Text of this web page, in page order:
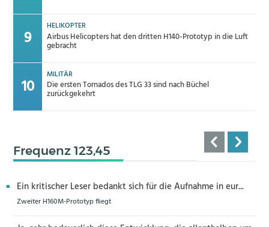
HELIKOPTER
Airbus Helicopters hat den dritten H140-Prototyp in die Luft
gebracht
MILITÄR
Die ersten Tornados des TLG 33 sind nach Büchel
zurückgekehrt
Frequenz 123,45
Ein kritischer Leser bedankt sich für die Aufnahme in eur...
Zweiter H160M-Prototyp fliegt